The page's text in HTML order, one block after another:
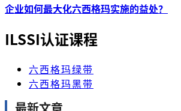
企业如何最大化六西格玛实施的益处？
ILSSI认证课程
六西格玛绿带
六西格玛黑带
最新文章